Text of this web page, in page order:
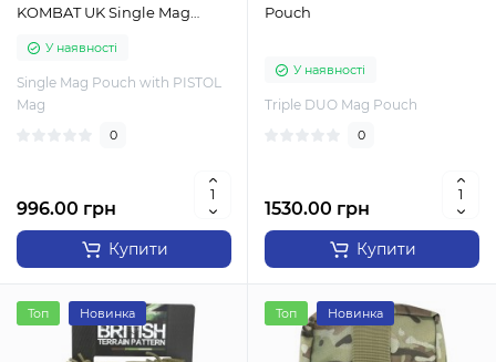
KOMBAT UK Single Mag
У наявності
Single Mag Pouch with PISTOL
Mag
0
996.00 грн
Купити
Pouch
У наявності
Triple DUO Mag Pouch
0
1530.00 грн
Купити
Топ Новинка Топ Новинка